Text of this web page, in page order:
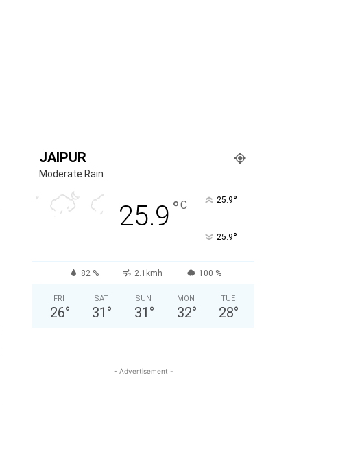
JAIPUR
Moderate Rain
25.9 °C 25.9°
25.9°
82 % 2.1kmh 100 %
FRI
26°
SAT
31 °
SUN
31 °
MON
32°
TUE
28°
- Advertisement -